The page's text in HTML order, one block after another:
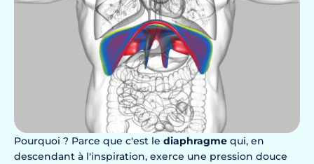
Pourquoi ? Parce que c'est le diaphragme qui, en
descendant à l'inspiration, exerce une pression douce